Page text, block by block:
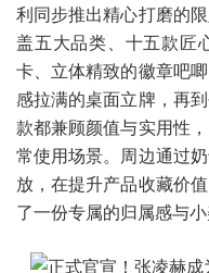
利同步推出精心打磨的
盖五大品类、十五款匠
卡、立体精致的徽章吧
感拉满的桌面立牌，再
款都兼顾颜值与实用性
常使用场景。周边通过
放，在提升产品收藏价
了一份专属的归属感与小